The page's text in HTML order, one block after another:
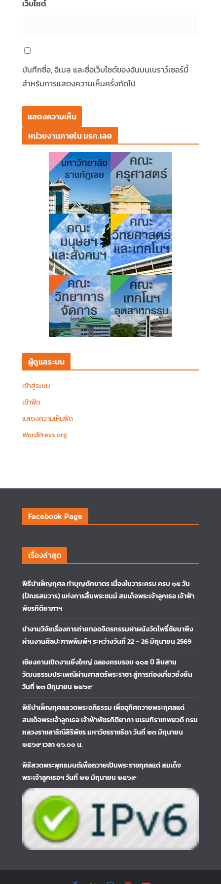
เว็บไซต์
บันทึกชื่อ, อีเมล และชื่อเว็บไซต์ของฉันบนเบราว์เซอร์นี้
สำหรับการแสดงความเห็นครั้งถัดไป
หน่วยงานภายใน มรภ.เลย
ผู้ดูแลระบบ
เข้าสู่ระบบ
เข้าฟีด
แสดงความเห็นฟีด
WordPress.org
Facebook Page
เรื่องล่าสุด
พิธีบำเพ็ญกุศล ทำบุญตักบาตร เนื่องในวาระครบ ครบ ๑๕ วัน
(ปัณรสมวาร) แห่งการสิ้นพระชนม์ สมเด็จพระเจ้าลูกเธอ เจ้าฟ้า
พัชรกิติยาภาฯ
นำงานวิจัยเรื่องการถ่ายทอดจิตรกรรมฝาผนังวัดโพธิ์ชัยนาพึง
ผ่านงานศิลปะภาพพิมพ์ฯ ระหว่างวันที่ 22 – 26 มิถุนายน 2569
เชียงคานเปิดงานยิ่งใหญ่ ฉลองครบรอบ ๑๑๕ ปี สืบสาน
วัฒนธรรมประเพณีผ่านศาสตร์พระราชา สู่การท่องเที่ยวยั่งยืน
วันที่ ๒๓ มิถุนายน ๒๕๖๙
พิธีบำเพ็ญกุศลสวดพระอภิธรรม เพื่ออุทิศถวายพระกุศลแด่
สมเด็จพระเจ้าลูกเธอ เจ้าฟ้าพัชรกิติยาภา นเรนทิราเทพยวดี กรม
หลวงราชสาริณีสิริพัชร มหาวัชรราชธิดา วันที่ ๒๓ มิถุนายน
๒๕๖๙ เวลา ๑๖.๐๐ น.
พิธีสวดพระพุทธมนต์เพื่อถวายเป็นพระราชกุศลแด่ สมเด็จ
พระเจ้าลูกเธอฯ วันที่ ๒๒ มิถุนายน ๒๕๖๙